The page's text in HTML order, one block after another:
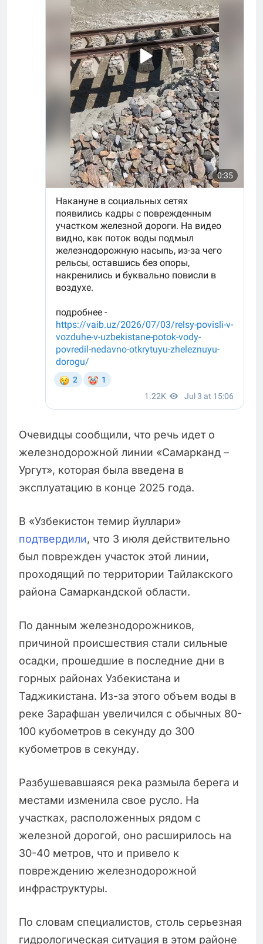
Очевидцы сообщили, что речь идет о
железнодорожной линии «Самарканд –
Ургут», которая была введена в
эксплуатацию в конце 2025 года.
В «Узбекистон темир йуллари»
подтвердили, что 3 июля действительно
был поврежден участок этой линии,
проходящий по территории Тайлакского
района Самаркандской области.
По данным железнодорожников,
причиной происшествия стали сильные
осадки, прошедшие в последние дни в
горных районах Узбекистана и
Таджикистана. Из-за этого объем воды в
реке Зарафшан увеличился с обычных 80-
100 кубометров в секунду до 300
кубометров в секунду.
Разбушевавшаяся река размыла берега и
местами изменила свое русло. На
участках, расположенных рядом с
железной дорогой, оно расширилось на
30-40 метров, что и привело к
повреждению железнодорожной
инфраструктуры.
По словам специалистов, столь серьезная
гидрологическая ситуация в этом районе